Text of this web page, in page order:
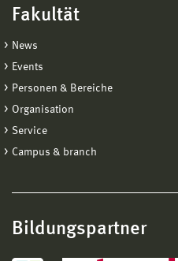
Fakultät
News
Events
Personen & Bereiche
Organisation
Service
Campus & branch
Bildungspartner